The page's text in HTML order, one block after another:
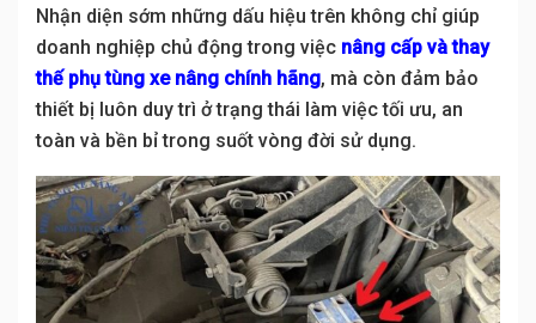
Nhận diện sớm những dấu hiệu trên không chỉ giúp
doanh nghiệp chủ động trong việc nâng cấp và thay
thế phụ tùng xe nâng chính hãng, mà còn đảm bảo
thiết bị luôn duy trì ở trạng thái làm việc tối ưu, an
toàn và bền bỉ trong suốt vòng đời sử dụng.